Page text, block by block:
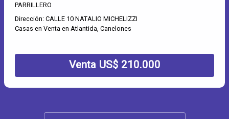
PARRILLERO
Dirección: CALLE 10 NATALIO MICHELIZZI
Casas en Venta en Atlantida, Canelones
Venta US$ 210.000